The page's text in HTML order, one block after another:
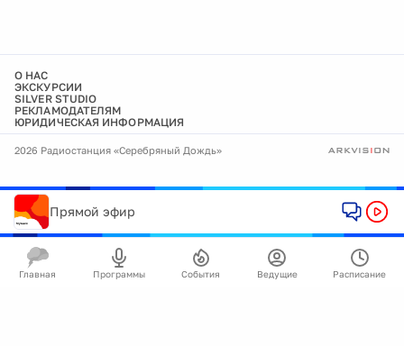
О НАС
ЭКСКУРСИИ
SILVER STUDIO
РЕКЛАМОДАТЕЛЯМ
ЮРИДИЧЕСКАЯ ИНФОРМАЦИЯ
2026 Радиостанция «Серебряный Дождь»
Прямой эфир
Главная Программы События Ведущие Расписание